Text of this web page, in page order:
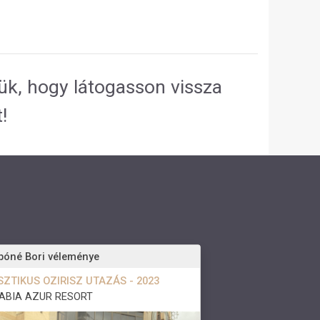
hogy látogasson vissza
Bori véleménye
OZIRISZ UTAZÁS - 2023
AZUR RESORT